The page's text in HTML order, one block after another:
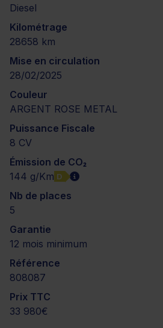
Diesel
Kilométrage
28658 km
Mise en circulation
28/02/2025
Couleur
ARGENT ROSE METAL
Puissance Fiscale
8 CV
Émission de CO₂
144 g/Km D
Nb de places
5
Garantie
12 mois minimum
Référence
808087
Prix TTC
33 980€